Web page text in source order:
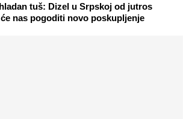
tuš: Dizel u Srpskoj od jutros
nas pogoditi novo poskupljenje